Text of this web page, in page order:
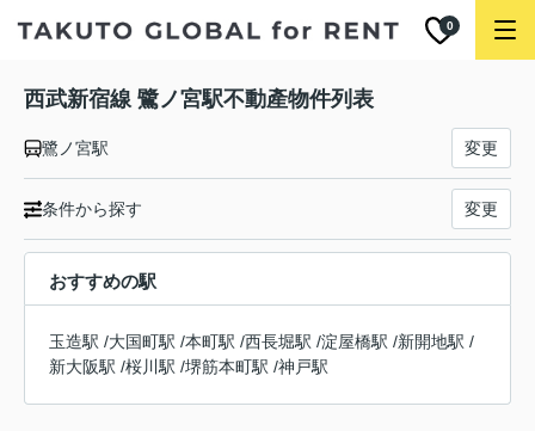
0
西武新宿線 鷺ノ宮駅不動產物件列表
鷺ノ宮駅 変更
条件から探す 変更
おすすめの駅
玉造駅 /大国町駅 /本町駅 /西長堀駅 /淀屋橋駅 /新開地駅 /
新大阪駅 /桜川駅 /堺筋本町駅 /神戸駅